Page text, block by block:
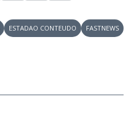
ESTADAO CONTEUDO
FASTNEWS